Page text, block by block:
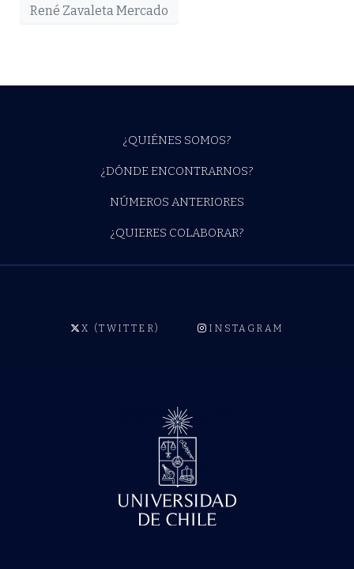
René Zavaleta Mercado
¿QUIÉNES SOMOS?
¿DÓNDE ENCONTRARNOS?
NÚMEROS ANTERIORES
¿QUIERES COLABORAR?
X (TWITTER) INSTAGRAM